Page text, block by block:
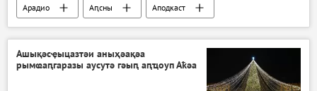
Арадио Аԥсны Аподкаст
Ашықәсҿыцазтәи аныҳәақәа
рымҩаԥгаразы аусутә гәыԥ аԥҵоуп Аҟәа